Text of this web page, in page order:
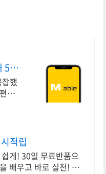
5만
했
게
적립
게! 30일 무료반품으
배우고 바로 실천! 오